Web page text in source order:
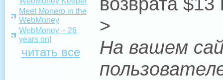
Meet Monero in the
WebMoney
WebMoney – 26
years on!
читать все
>
На вашем